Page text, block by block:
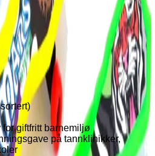
giftfritt barnemiljø
på tannklinikker,